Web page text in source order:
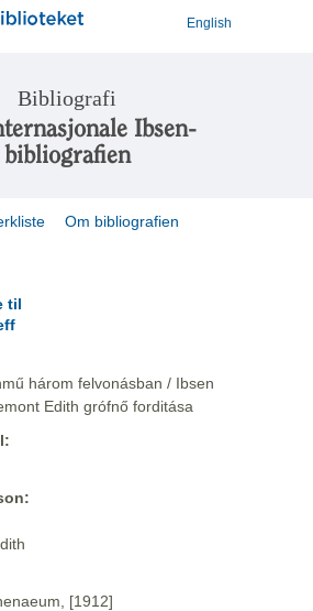
English
Bibliografi
Ibsen-
bibliografien
Om bibliografien
til
három felvonásban / Ibsen
Edith grófnő forditása
[1912]